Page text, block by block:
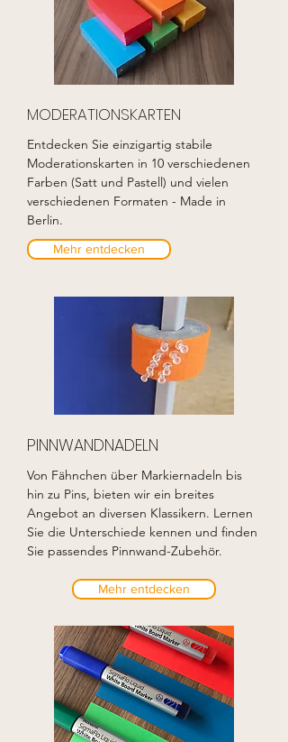
MODERATIONSKARTEN
Entdecken Sie einzigartig stabile
Moderationskarten in 10 verschiedenen
Farben (Satt und Pastell) und vielen
verschiedenen Formaten - Made in
Berlin.
Mehr entdecken
PINNWANDNADELN
Von Fähnchen über Markiernadeln bis
hin zu Pins, bieten wir ein breites
Angebot an diversen Klassikern. Lernen
Sie die Unterschiede kennen und finden
Sie passendes Pinnwand-Zubehör.
Mehr entdecken